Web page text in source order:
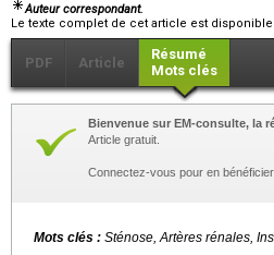
Auteur correspondant.
Le texte complet de cet article est disponible
PDF Article
Résumé
Mots clés
Bienvenue sur EM-consulte, la
Article gratuit.
Connectez-vous pour en
Mots clés : Sténose, Artères rénales,